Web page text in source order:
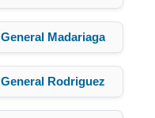
General Madariaga
General Rodriguez